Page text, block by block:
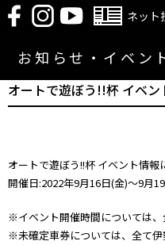
ネット
お知らせ・イベン
オートで遊ぼう!!杯 イベン
オートで遊ぼう!!杯 イベント情報
開催日:2022年9月16日(金)～9月
※イベント開催時間については
※未確定車券については、全て